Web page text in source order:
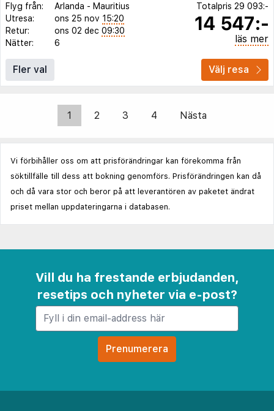
Flyg från: Arlanda - Mauritius
Utresa:
ons 25 nov 15:20
Retur:
ons 02 dec 09:30
Nätter:
6
Totalpris 29 093:-
14 547:-
läs mer
Fler val Välj resa
1 2 3 4 Nästa
Vi förbihåller oss om att prisförändringar kan förekomma från
söktillfälle till dess att bokning genomförs. Prisförändringen kan då
och då vara stor och beror på att leverantören av paketet ändrat
priset mellan uppdateringarna i databasen.
Vill du ha frestande erbjudanden,
resetips och nyheter via e-post?